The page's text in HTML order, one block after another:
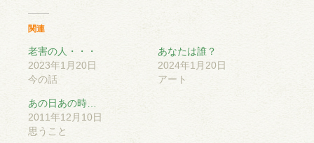
関連
老害の人・・・
2023年1月20日
今の話
あなたは誰？
2024年1月20日
アート
あの日あの時…
2011年12月10日
思うこと